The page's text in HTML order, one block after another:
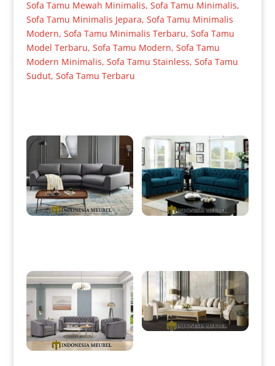
Sofa Tamu Mewah Minimalis, Sofa Tamu Minimalis,
Sofa Tamu Minimalis Jepara, Sofa Tamu Minimalis
Modern, Sofa Tamu Minimalis Terbaru, Sofa Tamu
Model Terbaru, Sofa Tamu Modern, Sofa Tamu
Modern Minimalis, Sofa Tamu Stainless, Sofa Tamu
Sudut, Sofa Tamu Terbaru